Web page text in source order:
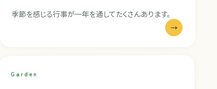
季節を感じる行事が一年を通してたくさんあります。
→
Garden